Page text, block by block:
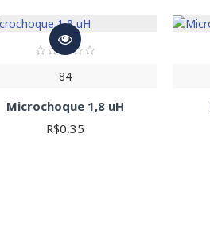
84
Microchoque 1,8 uH
R$0,35